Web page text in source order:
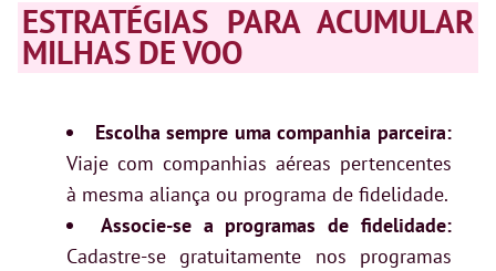
ESTRATÉGIAS PARA ACUMULAR
MILHAS DE VOO
Escolha sempre uma companhia parceira:
Viaje com companhias aéreas pertencentes
à mesma aliança ou programa de fidelidade.
Associe-se a programas de fidelidade:
Cadastre-se gratuitamente nos programas